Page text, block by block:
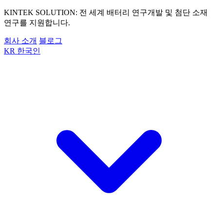
KINTEK SOLUTION: 전 세계 배터리 연구개발 및 첨단 소재
연구를 지원합니다.
회사 소개 블로그
KR 한국인